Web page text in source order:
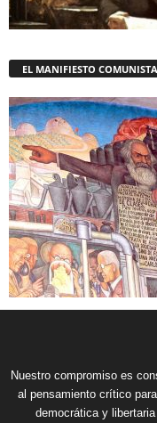
EL MANIFIESTO
Nuestro compromiso es
al pensamiento crítico
democrática y